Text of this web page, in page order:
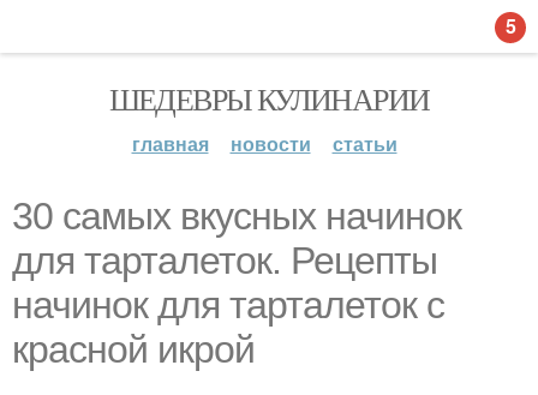
ШЕДЕВРЫ КУЛИНАРИИ
главная новости статьи
30 самых вкусных начинок
для тарталеток. Рецепты
начинок для тарталеток с
красной икрой
5